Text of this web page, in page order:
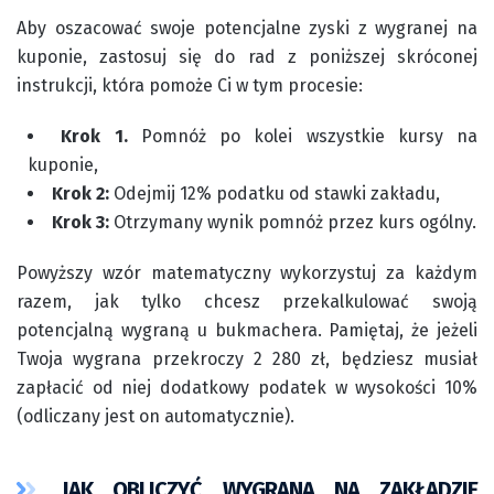
Aby oszacować swoje potencjalne zyski z wygranej na
kuponie, zastosuj się do rad z poniższej skróconej
instrukcji, która pomoże Ci w tym procesie:
Krok 1.Pomnóż po kolei wszystkie kursy na
kuponie,
Krok 2: Odejmij 12% podatku od stawki zakładu,
Krok 3: Otrzymany wynik pomnóż przez kurs ogólny.
Powyższy wzór matematyczny wykorzystuj za każdym
razem, jak tylko chcesz przekalkulować swoją
potencjalną wygraną u bukmachera. Pamiętaj, że jeżeli
Twoja wygrana przekroczy 2 280 zł, będziesz musiał
zapłacić od niej dodatkowy podatek w wysokości 10%
(odliczany jest on automatycznie).